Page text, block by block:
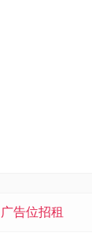
广告位招租